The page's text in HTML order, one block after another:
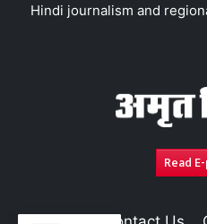
Hindi journalism and
Read